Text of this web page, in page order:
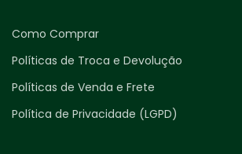
Como Comprar
Políticas de Troca e Devolução
Políticas de Venda e Frete
Política de Privacidade (LGPD)